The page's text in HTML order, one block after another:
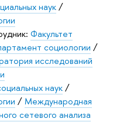
наук/
Факультет
социологии /
исследований
наук/
/Международная
сетевого анализа